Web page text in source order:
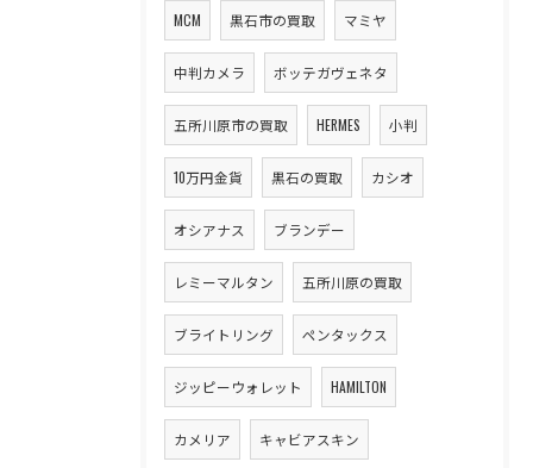
MCM 黒石市の買取 マミヤ
中判カメラ ボッテガヴェネタ
五所川原市の買取 HERMES 小判
10万円金貨 黒石の買取 カシオ
オシアナス ブランデー
レミーマルタン 五所川原の買取
ブライトリング ペンタックス
ジッピーウォレット HAMILTON
カメリア キャビアスキン